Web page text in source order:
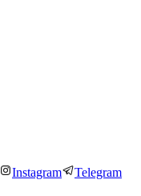
Instagram Telegram